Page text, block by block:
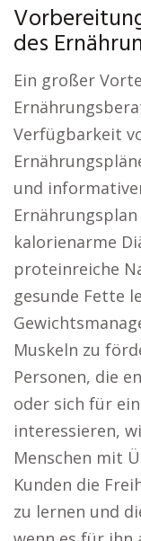
des
Ein großer
Verfügbarkeit
und
kalorienarme
proteinreiche
gesunde Fette
Muskeln zu
Personen, die
oder sich für
interessieren,
Menschen mit
Kunden die
zu lernen und